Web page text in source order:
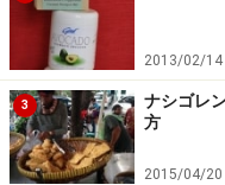
メンタワイで唯
ィビティが楽し
スパ
2013/02/14
3
ナシゴレ
方
2015/04/20